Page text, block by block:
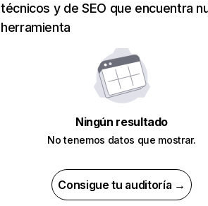
técnicos y de SEO que encuentra
herramienta
Ningún resultado
No tenemos datos que mostrar.
Consigue tu auditoría →